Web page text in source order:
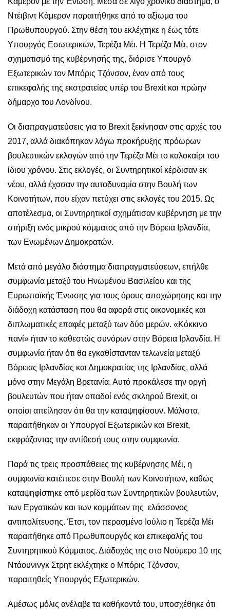
Ντέιβιντ Κάμερον παραιτήθηκε από το αξίωμα του
Πρωθυπουργού. Στην θέση του εκλέχτηκε η έως τότε
Υπουργός Εσωτερικών, Τερέζα Μέι. Η Τερέζα Μέι, στον
σχηματισμό της κυβέρνησής της, διόρισε Υπουργό
Εξωτερικών τον Μπόρις Τζόνσον, έναν από τους
επικεφαλής της εκστρατείας υπέρ του Brexit και πρώην
δήμαρχο του Λονδίνου.
Οι διαπραγματεύσεις για το Brexit ξεκίνησαν στις αρχές του
2017, αλλά διακόπηκαν λόγω προκήρυξης πρόωρων
βουλευτικών εκλογών από την Τερέζα Μέι το καλοκαίρι του
ίδιου χρόνου. Στις εκλογές, οι Συντηρητικοί κέρδισαν εκ
νέου, αλλά έχασαν την αυτοδυναμία στην Βουλή των
Κοινοτήτων, που είχαν πετύχει στις εκλογές του 2015. Ως
αποτέλεσμα, οι Συντηρητικοί σχημάτισαν κυβέρνηση με την
στήριξη ενός μικρού κόμματος από την Βόρεια Ιρλανδία,
των Ενωμένων Δημοκρατών.
Μετά από μεγάλο διάστημα διαπραγματεύσεων, επήλθε
συμφωνία μεταξύ του Ηνωμένου Βασιλείου και της
Ευρωπαϊκής Ένωσης για τους όρους αποχώρησης και την
διάδοχη κατάσταση που θα αφορά στις οικονομικές και
διπλωματικές επαφές μεταξύ των δύο μερών. «Κόκκινο
πανί» ήταν το καθεστώς συνόρων στην Βόρεια Ιρλανδία. Η
συμφωνία ήταν ότι θα εγκαθίστανταν τελωνεία μεταξύ
Βόρειας Ιρλανδίας και Δημοκρατίας της Ιρλανδίας, αλλά
μόνο στην Μεγάλη Βρετανία. Αυτό προκάλεσε την οργή
βουλευτών που ήταν οπαδοί ενός σκληρού Brexit, οι
οποίοι απείλησαν ότι θα την καταψηφίσουν. Μάλιστα,
παραιτήθηκαν οι Υπουργοί Εξωτερικών και Brexit,
εκφράζοντας την αντίθεσή τους στην συμφωνία.
Παρά τις τρεις προσπάθειες της κυβέρνησης Μέι, η
συμφωνία κατέπεσε στην Βουλή των Κοινοτήτων, καθώς
καταψηφίστηκε από μερίδα των Συντηρητικών βουλευτών,
των Εργατικών και των κομμάτων της ελάσσονος
αντιπολίτευσης. Έτσι, τον περασμένο Ιούλιο η Τερέζα Μέι
παραιτήθηκε από Πρωθυπουργός και επικεφαλής του
Συντηρητικού Κόμματος. Διάδοχός της στο Νούμερο 10 της
Ντάουνινγκ Στρητ εκλέχτηκε ο Μπόρις Τζόνσον,
παραιτηθείς Υπουργός Εξωτερικών.
Αμέσως μόλις ανέλαβε τα καθήκοντά του, υποσχέθηκε ότι